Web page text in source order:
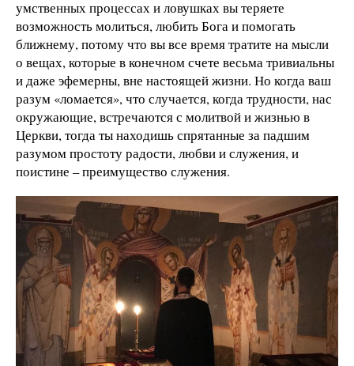
умственных процессах и ловушках вы теряете
возможность молиться, любить Бога и помогать
ближнему, потому что вы все время тратите на мысли
о вещах, которые в конечном счете весьма тривиальны
и даже эфемерны, вне настоящей жизни. Но когда ваш
разум «ломается», что случается, когда трудности, нас
окружающие, встречаются с молитвой и жизнью в
Церкви, тогда ты находишь спрятанные за падшим
разумом простоту радости, любви и служения, и
поистине – преимущество служения.